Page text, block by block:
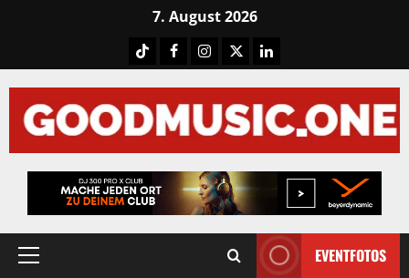
7. August 2026
TiktokFacebook
Instagram
X LinkedIN
Primary
EVENTFOTOS